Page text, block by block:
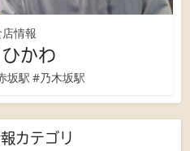
情報
かわ
坂駅 #乃木坂駅
カテゴリ